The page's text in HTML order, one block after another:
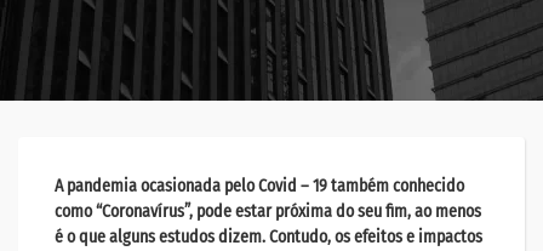
A pandemia ocasionada pelo Covid – 19 também conhecido
como “Coronavírus”, pode estar próxima do seu fim, ao menos
é o que alguns estudos dizem. Contudo, os efeitos e impactos